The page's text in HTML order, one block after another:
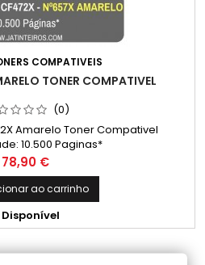
COMPATIVEIS
TONER COMPATIVEL
(0)
Amarelo Toner Compativel
10.500 Paginas*
Preço
78,90 €
ao carrinho
Disponível